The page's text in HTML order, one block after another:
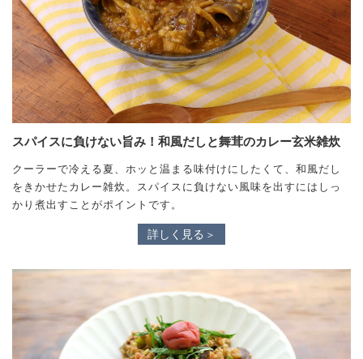
スパイスに負けない旨み！和風だしと舞茸のカレー玄米雑炊
クーラーで冷える夏、ホッと温まる味付けにしたくて、和風だし
をきかせたカレー雑炊。スパイスに負けない風味を出すにはしっ
かり煮出すことがポイントです。
詳しく見る